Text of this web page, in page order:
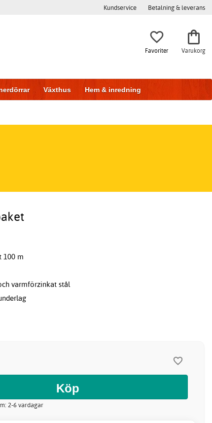
Kundservice Betalning & leverans
Favoriter Varukorg
Växthus Hem & inredning
100 m
varmförzinkat stål
2-6 vardagar